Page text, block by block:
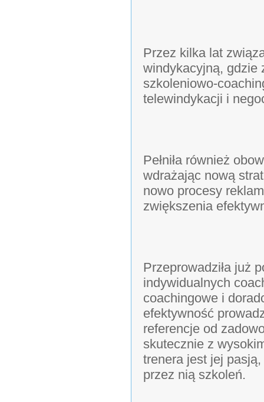
Przez kilka lat
windykacyjną, gdzie
szkoleniowo-
telewindykacji i
Pełniła również
wdrażając nową
nowo procesy
zwiększenia
Przeprowadziła już
indywidualnych
coachingowe i
efektywność
referencje od
skutecznie z
trenera jest jej
przez nią szkoleń.